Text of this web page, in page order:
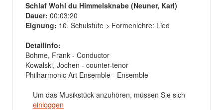
Schlaf Wohl du Himmelsknabe (Neuner, Karl)
Dauer: 00:03:20
Eignung: 10. Schulstufe > Formenlehre: Lied
Detailinfo:
Bohme, Frank - Conductor
Kowalski, Jochen - counter-tenor
Philharmonic Art Ensemble - Ensemble
Um das Musikstück anzuhören, müssen Sie sich
einloggen